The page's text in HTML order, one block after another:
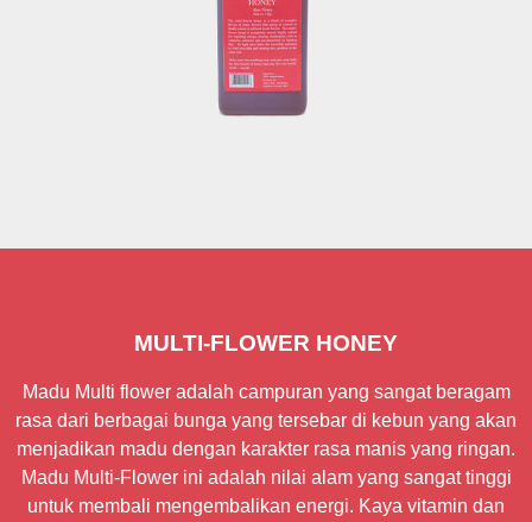
MULTI-FLOWER HONEY
Madu Multi flower adalah campuran yang sangat beragam
rasa dari berbagai bunga yang tersebar di kebun yang akan
menjadikan madu dengan karakter rasa manis yang ringan.
Madu Multi-Flower ini adalah nilai alam yang sangat tinggi
untuk membali mengembalikan energi. Kaya vitamin dan